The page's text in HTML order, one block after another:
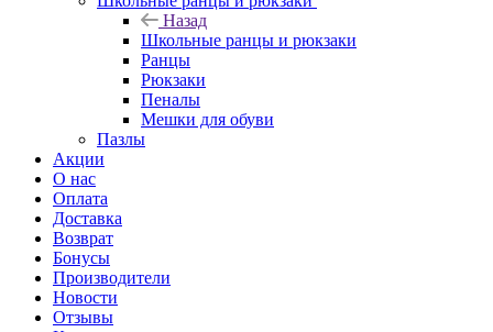
Назад
Школьные ранцы и рюкзаки
Ранцы
Рюкзаки
Пеналы
Мешки для обуви
Пазлы
Акции
О нас
Оплата
Доставка
Возврат
Бонусы
Производители
Новости
Отзывы